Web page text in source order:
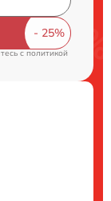
cполитикой